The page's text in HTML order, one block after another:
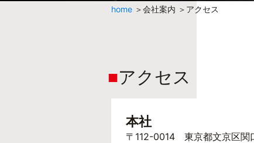
home 会社案内 アクセス
アクセス
本社
〒112-0014 東京都文京区関